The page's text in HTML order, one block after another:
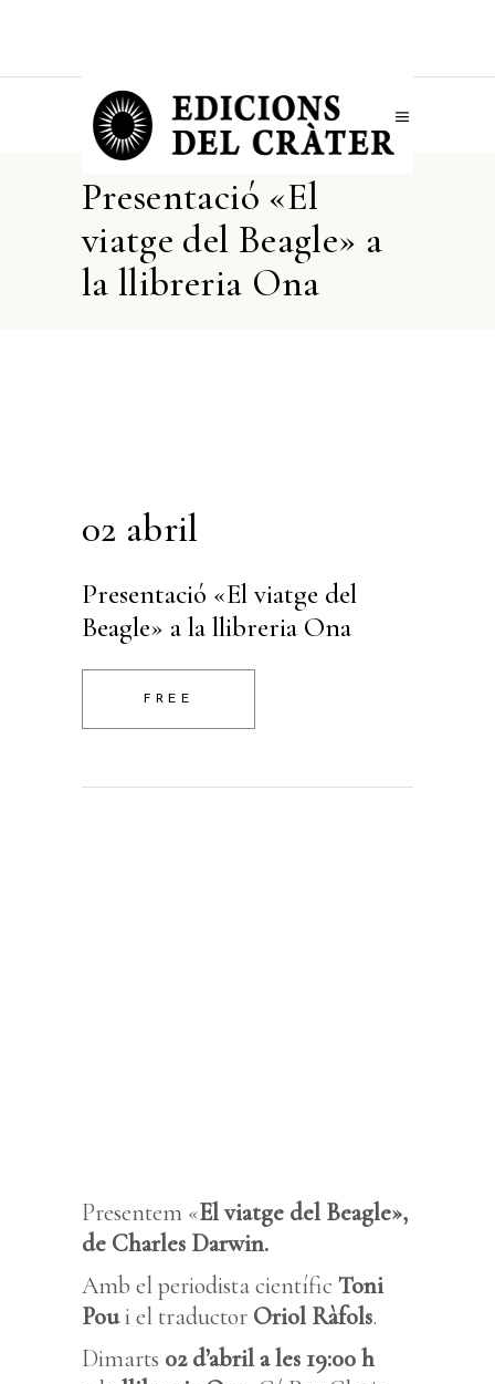
Presentació «El
viatge del Beagle» a
la llibreria Ona
02 abril
Presentació «El viatge del
Beagle» a la llibreria Ona
FREE
Presentem «El viatge del Beagle»,
de Charles Darwin.
Amb el periodista científic Toni
Poui el traductor Oriol Ràfols.
Dimarts 02 d’abril a les 19:00 h